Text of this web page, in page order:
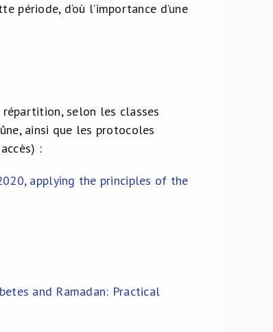
d’où l’importance d’une
selon les classes
ainsi que les protocoles
:
applying the principles of the
and Ramadan: Practical